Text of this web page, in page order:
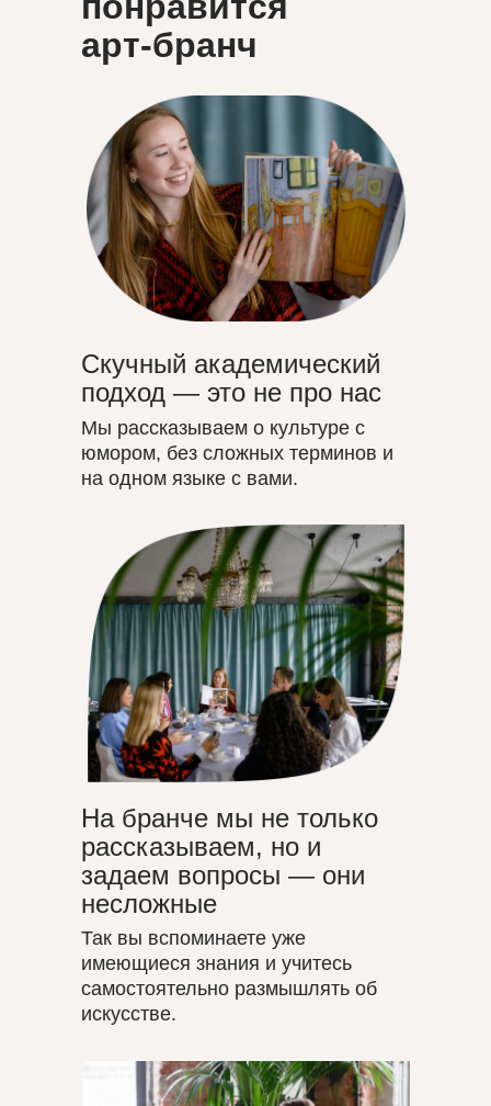
арт-бранч
Мы рассказываем о культуре с
юмором, без сложных терминов и
на одном языке с вами.
Скучный академический
подход — это не про нас
Так вы вспоминаете уже
имеющиеся знания и учитесь
самостоятельно размышлять об
искусстве.
На бранче мы не только
рассказываем, но и
задаем вопросы — они
несложные